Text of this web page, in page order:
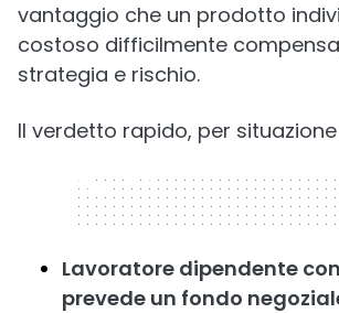
vantaggio che un prodotto
costoso difficilmente
strategia e rischio.
Il verdetto rapido, per
320 x 50
Lavoratore dipendente con
prevede un fondo